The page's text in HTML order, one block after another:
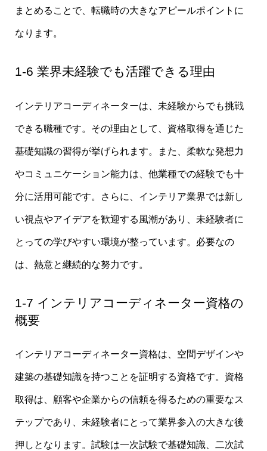
まとめることで、転職時の大きなアピールポイントに
なります。
1-6 業界未経験でも活躍できる理由
インテリアコーディネーターは、未経験からでも挑戦
できる職種です。その理由として、資格取得を通じた
基礎知識の習得が挙げられます。また、柔軟な発想力
やコミュニケーション能力は、他業種での経験でも十
分に活用可能です。さらに、インテリア業界では新し
い視点やアイデアを歓迎する風潮があり、未経験者に
とっての学びやすい環境が整っています。必要なの
は、熱意と継続的な努力です。
1-7 インテリアコーディネーター資格の
概要
インテリアコーディネーター資格は、空間デザインや
建築の基礎知識を持つことを証明する資格です。資格
取得は、顧客や企業からの信頼を得るための重要なス
テップであり、未経験者にとって業界参入の大きな後
押しとなります。試験は一次試験で基礎知識、二次試